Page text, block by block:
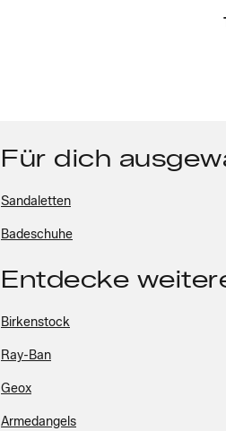
Für dich
Sandaletten
Badeschuhe
Entdecke
Birkenstock
Ray-Ban
Geox
Armedangels